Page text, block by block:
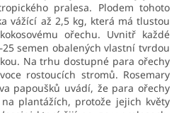
pralesa. Plodem tohoto
vážící až 2,5 kg, která má tlustou
ořechu. Uvnitř každé
semen obalených vlastní tvrdou
Na trhu dostupné para ořechy
rostoucích stromů. Rosemary
papoušků uvádí, že para ořechy
plantážích, protože jejich květy